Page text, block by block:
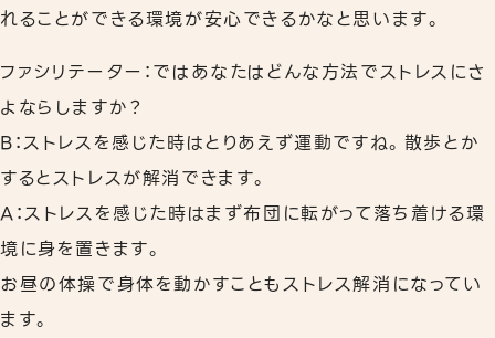
れることができる環境が安心できるかなと思います。
ファシリテーター：ではあなたはどんな方法でストレスにさ
よならしますか？
B：ストレスを感じた時はとりあえず運動ですね。散歩とか
するとストレスが解消できます。
A：ストレスを感じた時はまず布団に転がって落ち着ける環
境に身を置きます。
お昼の体操で身体を動かすこともストレス解消になってい
ます。